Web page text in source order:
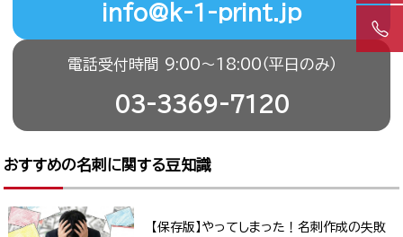
info@k-1-print.jp
電話受付時間 9:00〜18:00（平日のみ）
03-3369-7120
おすすめの名刺に関する豆知識
【保存版】やってしまった！名刺作成の失敗